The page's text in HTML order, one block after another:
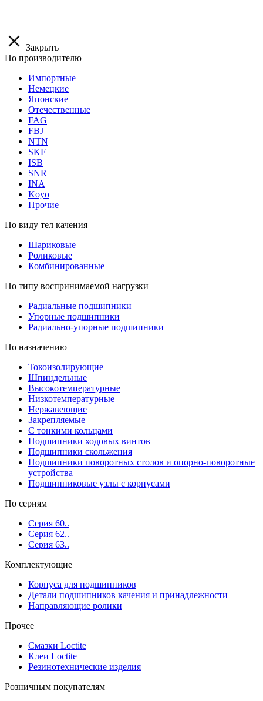
Закрыть
По производителю
Импортные
Немецкие
Японские
Отечественные
FAG
FBJ
NTN
SKF
ISB
SNR
INA
Koyo
Прочие
По виду тел качения
Шариковые
Роликовые
Комбинированные
По типу воспринимаемой нагрузки
Радиальные подшипники
Упорные подшипники
Радиально-упорные подшипники
По назначению
Токоизолирующие
Шпиндельные
Высокотемпературные
Низкотемпературные
Нержавеющие
Закрепляемые
С тонкими кольцами
Подшипники ходовых винтов
Подшипники скольжения
Подшипники поворотных столов и опорно-поворотные
устройства
Подшипниковые узлы с корпусами
По сериям
Серия 60..
Серия 62..
Серия 63..
Комплектующие
Корпуса для подшипников
Детали подшипников качения и принадлежности
Направляющие ролики
Прочее
Смазки Loctite
Клеи Loctite
Резинотехнические изделия
Розничным покупателям